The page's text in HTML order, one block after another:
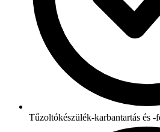
Tűzoltókészülék-karbantartás és -